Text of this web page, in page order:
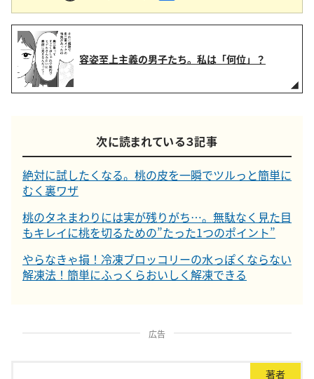
容姿至上主義の男子たち。私は「何位」？
次に読まれている３記事
絶対に試したくなる。桃の皮を一瞬でツルっと簡単に
むく裏ワザ
桃のタネまわりには実が残りがち…。無駄なく見た目
もキレイに桃を切るための”たった1つのポイント”
やらなきゃ損！冷凍ブロッコリーの水っぽくならない
解凍法！簡単にふっくらおいしく解凍できる
広告
著者